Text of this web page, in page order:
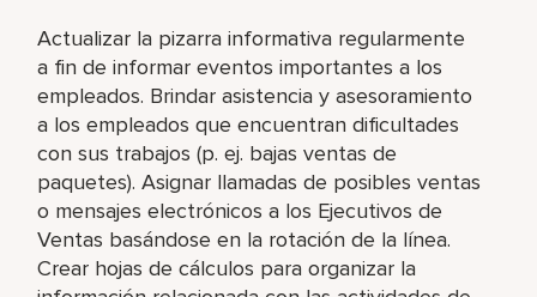
Actualizar la pizarra informativa regularmente
a fin de informar eventos importantes a los
empleados. Brindar asistencia y asesoramiento
a los empleados que encuentran dificultades
con sus trabajos (p. ej. bajas ventas de
paquetes). Asignar llamadas de posibles ventas
o mensajes electrónicos a los Ejecutivos de
Ventas basándose en la rotación de la línea.
Crear hojas de cálculos para organizar la